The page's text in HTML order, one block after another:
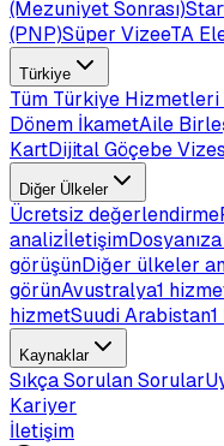
(Mezuniyet Sonrası)
(PNP)Süper VizeeTA
Türkiye
Tüm Türkiye
Dönem İkametAile
KartDijital Göçebe
Diğer Ülkeler
Ücretsiz değerlendirme
analizİletişim
görüşünDiğer ülkeler
görünAvustralya1
hizmetSuudi Arabistan
Kaynaklar
Sıkça Sorulan Sorular
Kariyer
İletişim